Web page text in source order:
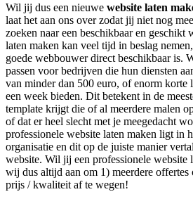
Wil jij dus een nieuwe website laten
laat het aan ons over zodat jij niet nog
zoeken naar een beschikbaar en geschikt
laten maken kan veel tijd in beslag
goede webbouwer direct beschikbaar is.
passen voor bedrijven die hun diensten
van minder dan 500 euro, of enorm korte
een week bieden. Dit betekent in de
template krijgt die of al meerdere malen
of dat er heel slecht met je meegedacht
professionele website laten maken ligt in
organisatie en dit op de juiste manier
website. Wil jij een professionele website
wij dus altijd aan om 1) meerdere offertes
prijs / kwaliteit af te wegen!